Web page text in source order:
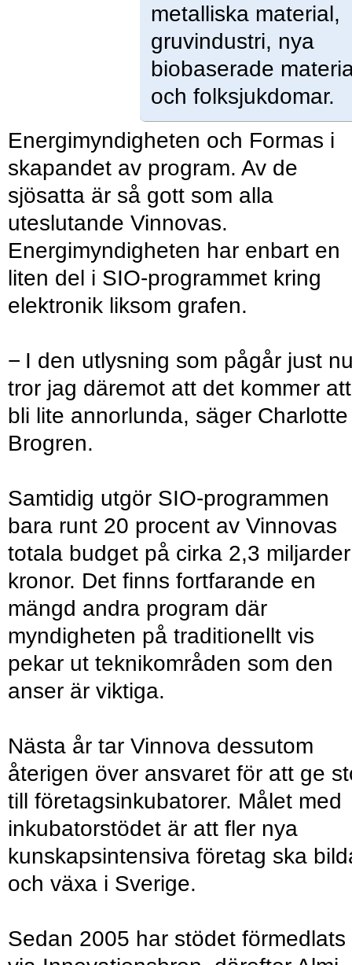
metalliska material,
gruvindustri, nya
biobaserade
och folksjukdomar.
Energimyndigheten och Formas i
skapandet av program. Av de
sjösatta är så gott som alla
uteslutande Vinnovas.
Energimyndigheten har enbart en
liten del i SIO-programmet kring
elektronik liksom grafen.
− I den utlysning som pågår just
tror jag däremot att det kommer att
bli lite annorlunda, säger Charlotte
Brogren.
Samtidig utgör SIO-programmen
bara runt 20 procent av Vinnovas
totala budget på cirka 2,3 miljarder
kronor. Det finns fortfarande en
mängd andra program där
myndigheten på traditionellt vis
pekar ut teknikområden som den
anser är viktiga.
Nästa år tar Vinnova dessutom
återigen över ansvaret för att ge
till företagsinkubatorer. Målet med
inkubatorstödet är att fler nya
kunskapsintensiva företag ska
och växa i Sverige.
Sedan 2005 har stödet förmedlats